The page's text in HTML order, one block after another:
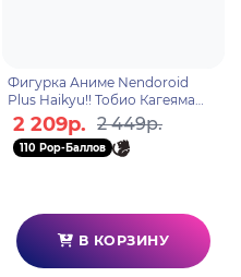
Фигурка Аниме Nendoroid
Plus Haikyu!! Тобио Кагеяма
8см 4580590207943
2 209р. 2 449р.
110 Pop-Баллов
В КОРЗИНУ